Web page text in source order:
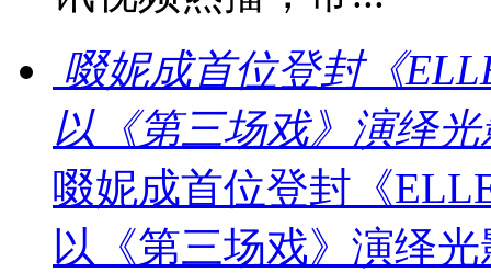
啜妮成首位登封《
以《第三场戏》演绎
啜妮成首位登封《
以《第三场戏》演绎